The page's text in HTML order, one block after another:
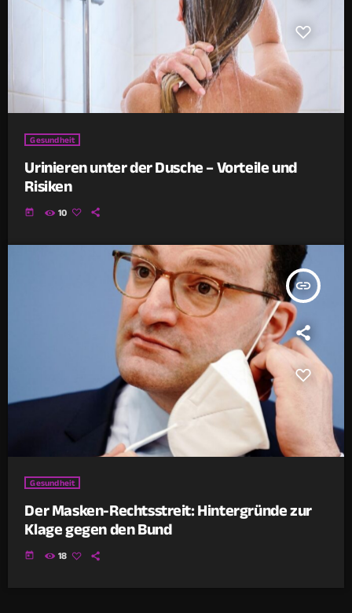
Gesundheit
Urinieren unter der Dusche – Vorteile und
Risiken
today 10
insert_link
Gesundheit
Der Masken-Rechtsstreit: Hintergründe zur
Klage gegen den Bund
today 18